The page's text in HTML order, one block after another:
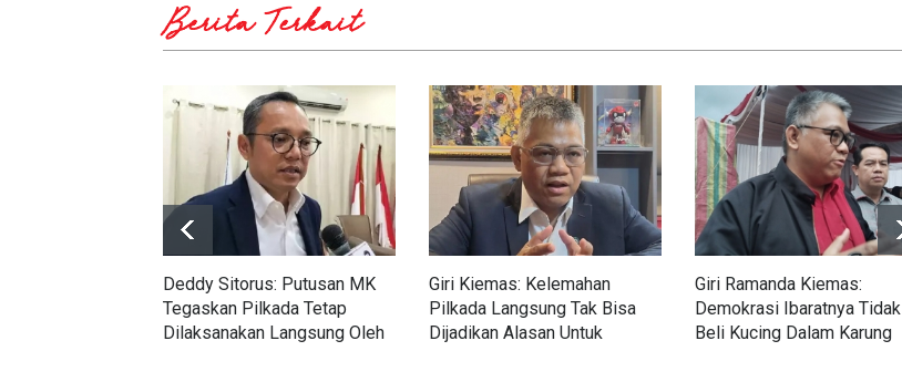
Berita Terkait
Deddy Sitorus: Putusan MK
Tegaskan Pilkada Tetap
Dilaksanakan Langsung Oleh
Giri Kiemas: Kelemahan
Pilkada Langsung Tak Bisa
Dijadikan Alasan Untuk
Giri Ramanda Kiemas:
Demokrasi Ibaratnya Tidak
Beli Kucing Dalam Karung